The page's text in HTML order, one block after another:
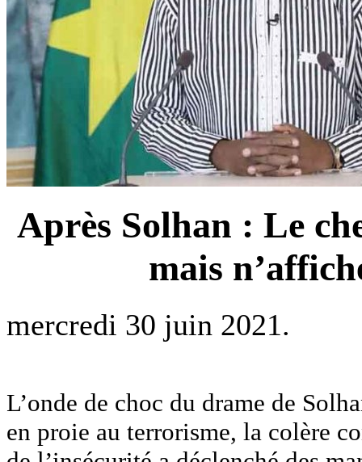
Après Solhan : Le
mais
mercredi 30 juin 2021.
L’onde de choc du drame de
en proie au terrorisme, la colère